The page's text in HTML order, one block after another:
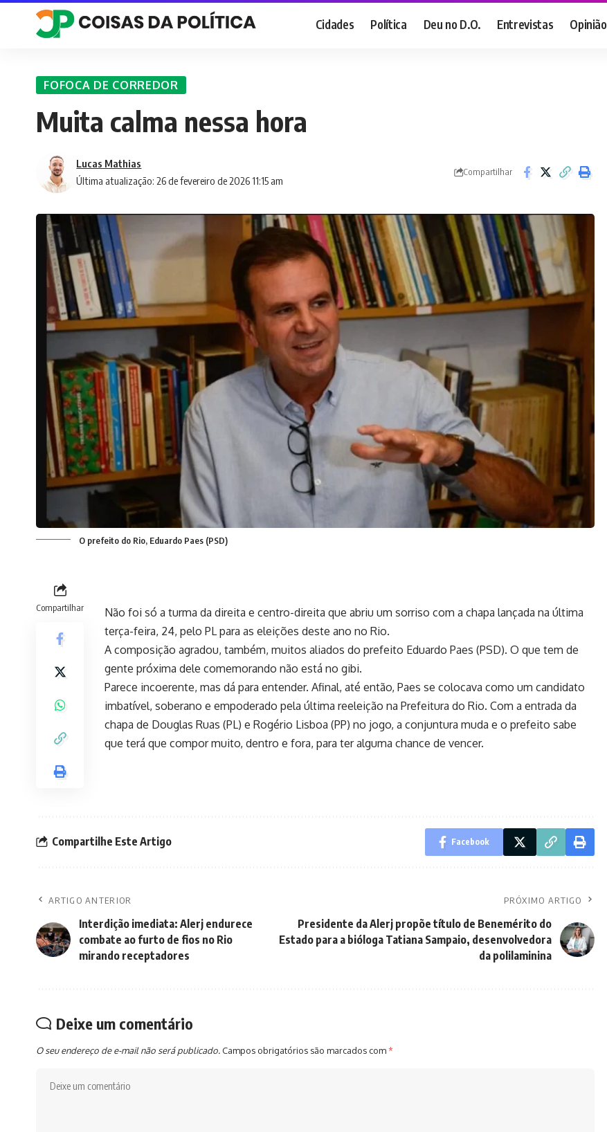
Cidades Política Deu no D.O. Entrevistas Opinião
FOFOCA DE CORREDOR
Muita calma nessa hora
Última atualização: 26 de fevereiro de 2026 11:15 am
Lucas Mathias
Compartilhar
O prefeito do Rio, Eduardo Paes (PSD)
Compartilhar
Não foi só a turma da direita e centro-direita que abriu um sorriso com a chapa lançada na última
terça-feira, 24, pelo PL para as eleições deste ano no Rio.
A composição agradou, também, muitos aliados do prefeito Eduardo Paes (PSD). O que tem de
gente próxima dele comemorando não está no gibi.
Parece incoerente, mas dá para entender. Afinal, até então, Paes se colocava como um candidato
imbatível, soberano e empoderado pela última reeleição na Prefeitura do Rio. Com a entrada da
chapa de Douglas Ruas (PL) e Rogério Lisboa (PP) no jogo, a conjuntura muda e o prefeito sabe
que terá que compor muito, dentro e fora, para ter alguma chance de vencer.
Compartilhe Este Artigo Facebook
ARTIGO ANTERIOR
Interdição imediata: Alerj endurece
combate ao furto de fios no Rio
mirando receptadores
PRÓXIMO ARTIGO
Presidente da Alerj propõe título de Benemérito do
Estado para a bióloga Tatiana Sampaio, desenvolvedora
da polilaminina
Deixe um comentário
O seu endereço de e-mail não será publicado. Campos obrigatórios são marcados com*